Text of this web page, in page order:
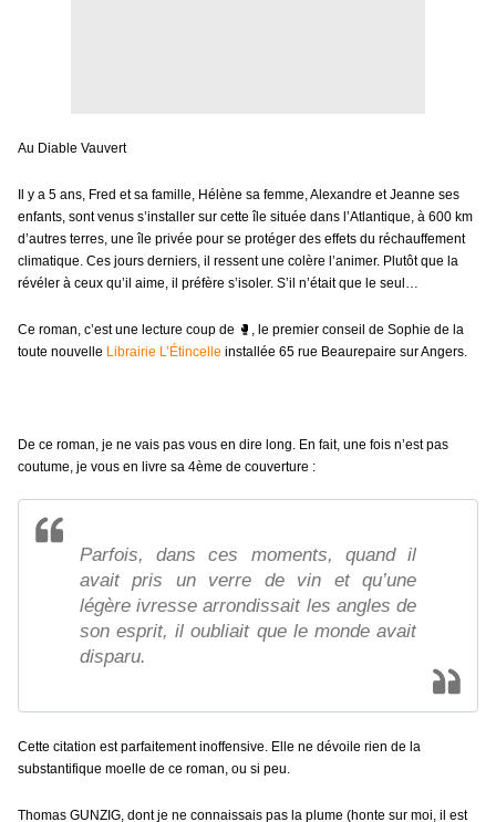
Au Diable Vauvert
Il y a 5 ans, Fred et sa famille, Hélène sa femme, Alexandre et Jeanne ses
enfants, sont venus s’installer sur cette île située dans l’Atlantique, à 600 km
d’autres terres, une île privée pour se protéger des effets du réchauffement
climatique. Ces jours derniers, il ressent une colère l’animer. Plutôt que la
révéler à ceux qu’il aime, il préfère s’isoler. S’il n’était que le seul…
Ce roman, c’est une lecture coup de 🥊 , le premier conseil de Sophie de la
toute nouvelle Librairie L’Étincelle installée 65 rue Beaurepaire sur Angers.
De ce roman, je ne vais pas vous en dire long. En fait, une fois n’est pas
coutume, je vous en livre sa 4ème de couverture :
Parfois, dans ces moments, quand il
avait pris un verre de vin et qu’une
légère ivresse arrondissait les angles de
son esprit, il oubliait que le monde avait
disparu.
Cette citation est parfaitement inoffensive. Elle ne dévoile rien de la
substantifique moelle de ce roman, ou si peu.
Thomas GUNZIG, dont je ne connaissais pas la plume (honte sur moi, il est